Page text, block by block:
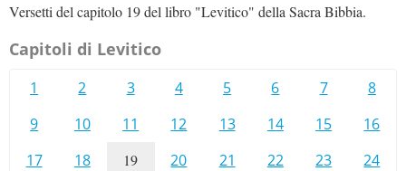
Versetti del capitolo 19 del libro "Levitico" della Sacra Bibbia.
Capitoli di Levitico
1 2 3 4 5 6 7
8
9
10 11 12 13 14 15
16
17
18 19 20 21 22 23
24